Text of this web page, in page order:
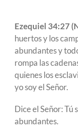
Ezequiel 34:27
huertos y los
abundantes y
rompa las
quienes los
yo soy el Señor.
Dice el Señor: Tú
abundantes.